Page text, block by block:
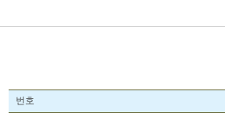
번호